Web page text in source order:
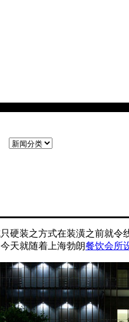
硬装之方式在装潢之前就
天就随着上海勃朗餐饮会所